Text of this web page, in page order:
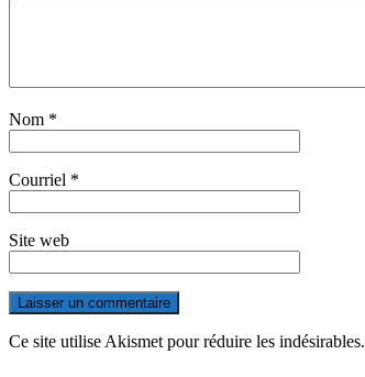
Nom *
Courriel *
Site web
Ce site utilise Akismet pour réduire les indésirables.